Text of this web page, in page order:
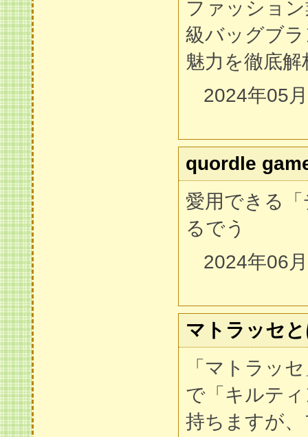
ファッショ
級バッグブ
魅力を徹底
2024年05
quordle
愛用できる
るでう
2024年06
マトラッセ
「マトラッ
で「キルテ
持ちますが